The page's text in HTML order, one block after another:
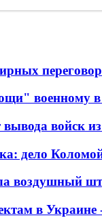
военному
войск
дело
воздушный
в